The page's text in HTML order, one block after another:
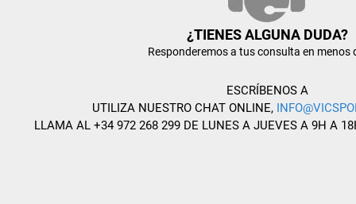
¿TIENES ALGUNA DUDA?
Responderemos a tus consulta en menos
ESCRÍBENOS A
UTILIZA NUESTRO CHAT ONLINE,
LLAMA AL +34 972 268 299 DE LUNES A JUEVES A 9H A